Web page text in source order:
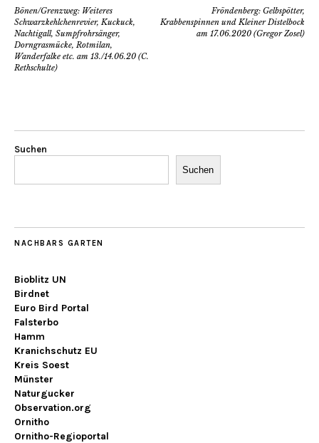
Bönen/Grenzweg: Weiteres
Schwarzkehlchenrevier, Kuckuck,
Nachtigall, Sumpfrohrsänger,
Dorngrasmücke, Rotmilan,
Wanderfalke etc. am 13./14.06.20 (C.
Rethschulte)
Fröndenberg: Gelbspötter,
Krabbenspinnen und Kleiner Distelbock
am 17.06.2020 (Gregor Zosel)
Suchen
Suchen
NACHBARS GARTEN
Bioblitz UN
Birdnet
Euro Bird Portal
Falsterbo
Hamm
Kranichschutz EU
Kreis Soest
Münster
Naturgucker
Observation.org
Ornitho
Ornitho-Regioportal